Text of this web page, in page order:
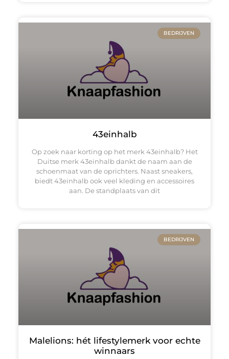
BEDRIJVEN
43einhalb
Op zoek naar korting op het merk 43einhalb? Het
Duitse merk 43einhalb dankt de naam aan de
schoenmaat van de oprichters. Naast sneakers,
biedt 43einhalb ook veel kleding en accessoires
aan. De standplaats van dit
BEDRIJVEN
Malelions: hét lifestylemerk voor echte
winnaars